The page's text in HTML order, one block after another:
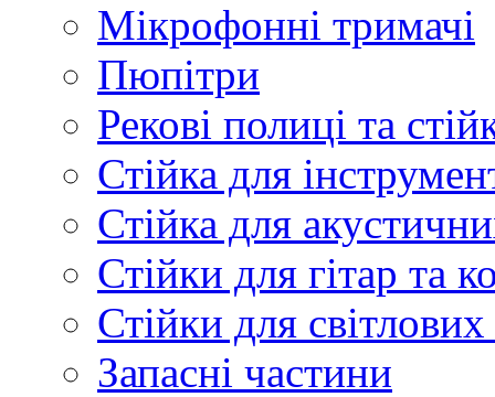
Мікрофонні тримачі
Пюпітри
Рекові полиці та
Стійка для
Стійка для
Стійки для гітар та
Стійки для
Запасні частини